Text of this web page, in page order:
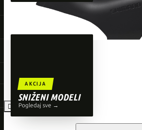
AKCIJA
SNIŽENI MODELI
Pogledaj sve →
